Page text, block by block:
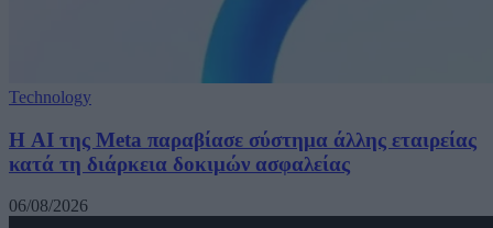
Technology
Η AI της Meta παραβίασε σύστημα άλλης εταιρείας
κατά τη διάρκεια δοκιμών ασφαλείας
06/08/2026